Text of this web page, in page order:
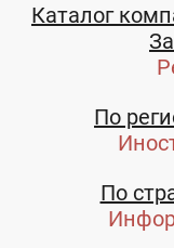
Каталог
По
По